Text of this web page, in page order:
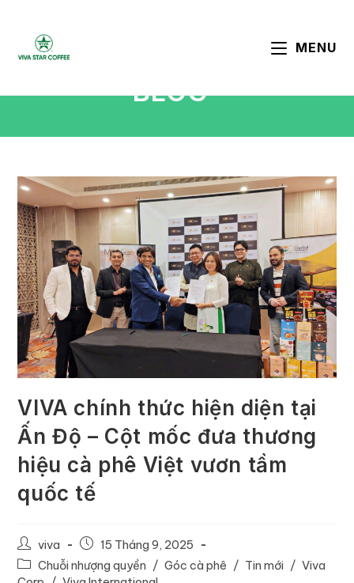
MENU
BLOG
VIVA chính thức hiện diện tại
Ấn Độ – Cột mốc đưa thương
hiệu cà phê Việt vươn tầm
quốc tế
viva
15 Tháng 9, 2025
Chuỗi nhượng quyền / Góc cà phê / Tin mới / Viva